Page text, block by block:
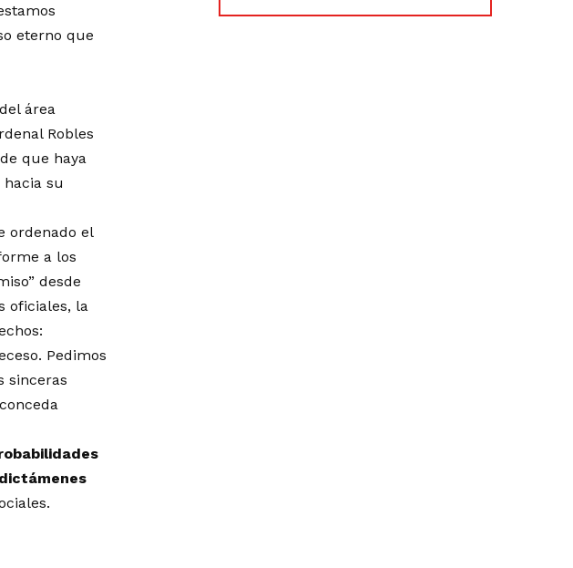
eterno que
área
Robles
que haya
su
ordenado el
a los
desde
oficiales, la
Pedimos
sinceras